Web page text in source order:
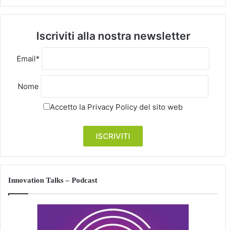
Iscriviti alla nostra newsletter
Email*
Nome
Accetto la Privacy Policy del sito web
Innovation Talks – Podcast